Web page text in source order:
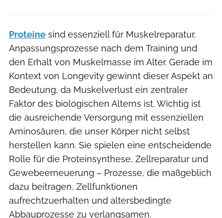
Proteine sind essenziell für Muskelreparatur,
Anpassungsprozesse nach dem Training und
den Erhalt von Muskelmasse im Alter. Gerade im
Kontext von Longevity gewinnt dieser Aspekt an
Bedeutung, da Muskelverlust ein zentraler
Faktor des biologischen Alterns ist. Wichtig ist
die ausreichende Versorgung mit essenziellen
Aminosäuren, die unser Körper nicht selbst
herstellen kann. Sie spielen eine entscheidende
Rolle für die Proteinsynthese, Zellreparatur und
Gewebeerneuerung – Prozesse, die maßgeblich
dazu beitragen, Zellfunktionen
aufrechtzuerhalten und altersbedingte
Abbauprozesse zu verlangsamen.